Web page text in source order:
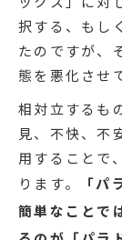
択する、もし
たのですが、
態を悪化させ
相対立するも
見、不快、不
用することで
ります。
「
簡単なことで